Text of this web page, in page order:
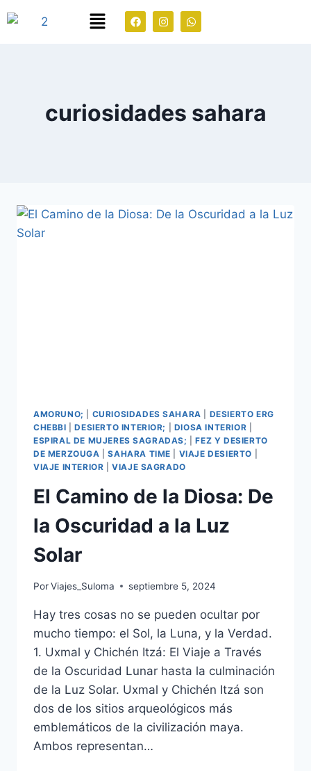
curiosidades sahara
AMORUNO; CURIOSIDADES SAHARA
DESIERTO ERG
CHEBBI |DESIERTO INTERIOR; DIOSA INTERIOR
ESPIRAL DE MUJERES SAGRADAS;
|FEZ Y DESIERTO
DE MERZOUGA |SAHARA TIME VIAJE DESIERTO
VIAJE INTERIOR |VIAJE SAGRADO
El Camino de la Diosa: De
la Oscuridad a la Luz
Solar
PorViajes_Suloma septiembre 5, 2024
Hay tres cosas no se pueden ocultar por
mucho tiempo: el Sol, la Luna, y la Verdad.
1. Uxmal y Chichén Itzá: El Viaje a Través
de la Oscuridad Lunar hasta la culminación
de la Luz Solar. Uxmal y Chichén Itzá son
dos de los sitios arqueológicos más
emblemáticos de la civilización maya.
Ambos representan…